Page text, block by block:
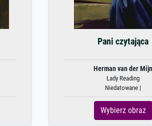
Pani czytająca
Herman van der Mijn
Lady Reading
Niedatowane |
Wybierz obraz